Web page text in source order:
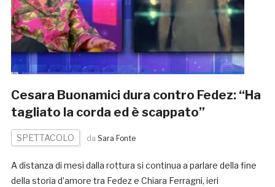
Cesara Buonamici dura contro Fedez: “Ha
tagliato la corda ed è scappato”
SPETTACOLO da Sara Fonte
A distanza di mesi dalla rottura si continua a parlare della fine
della storia d’amore tra Fedez e Chiara Ferragni, ieri